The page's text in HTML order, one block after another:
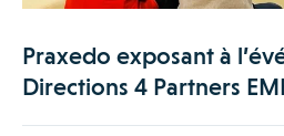
Praxedo exposant à
Directions 4 Partners